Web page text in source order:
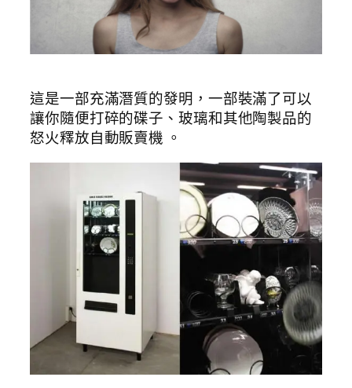
這是一部充滿潛質的發明，一部裝滿了可以
讓你隨便打碎的碟子、玻璃和其他陶製品的
怒火釋放自動販賣機 。